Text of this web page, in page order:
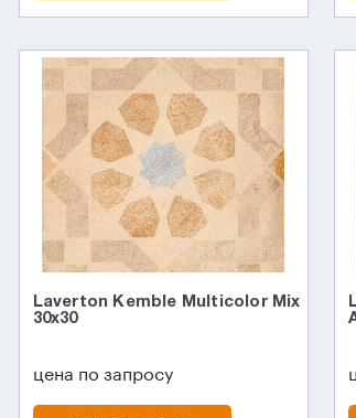
Laverton Kemble Multicolor Mix
30x30
цена по запросу